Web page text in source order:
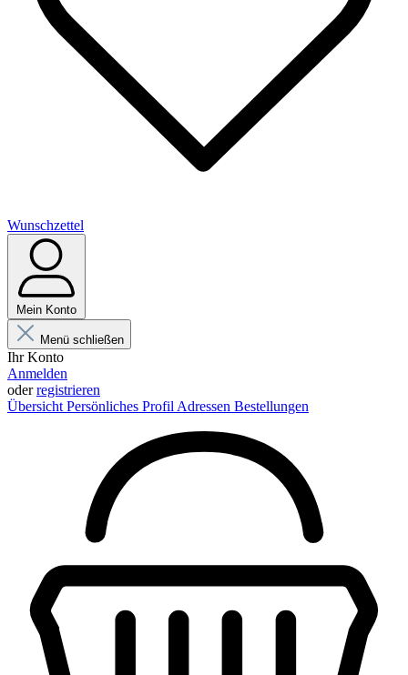
Wunschzettel
Mein Konto
Menü schließen
Ihr Konto
Anmelden
oderregistrieren
Übersicht Persönliches Profil Adressen Bestellungen